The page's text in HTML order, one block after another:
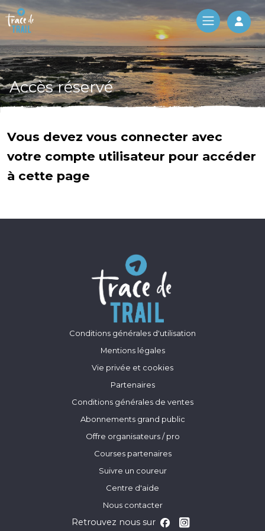
Log
Accès réservé
Vous devez vous connecter avec
votre compte utilisateur pour accéder
à cette page
Conditions générales d'utilisation
Mentions légales
Vie privée et cookies
Partenaires
Conditions générales de ventes
Abonnements grand public
Offre organisateurs / pro
Courses partenaires
Suivre un coureur
Centre d'aide
Nous contacter
Retrouvez nous sur